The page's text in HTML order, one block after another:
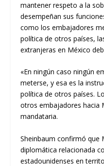
mantener respeto a la
desempeñan sus
como los embajadores
política de otros países,
extranjeras en México
«En ningún caso ningún
meterse, y esa es la
política de otros países.
otros embajadores hacia
mandataria.
Sheinbaum confirmó que
diplomática relacionada
estadounidenses en